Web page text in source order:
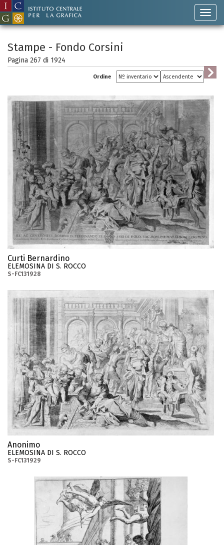
Stampe - Fondo Corsini
Pagina 267 di 1924
Ordine
Curti Bernardino
ELEMOSINA DI S. ROCCO
S-FC131928
Anonimo
ELEMOSINA DI S. ROCCO
S-FC131929